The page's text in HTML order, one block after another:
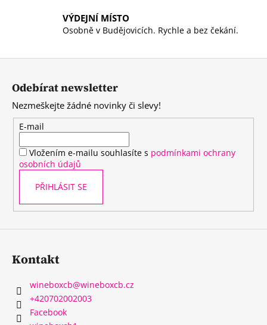
VÝDEJNÍ MÍSTO
Osobně v Budějovicích. Rychle a bez čekání.
Z
Odebírat newsletter
Nezmeškejte žádné novinky či slevy!
E-mail
Vložením e-mailu souhlasíte s podmínkami ochrany
osobních údajů
PŘIHLÁSIT SE
Kontakt
wineboxcb@wineboxcb.cz
+420702002003
Facebook